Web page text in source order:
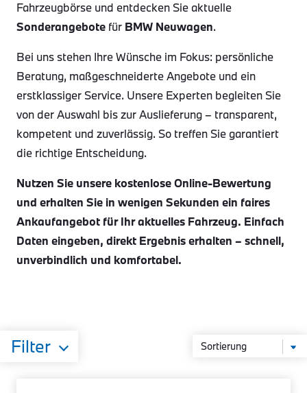
Fahrzeugbörse und entdecken Sie aktuelle
Sonderangebote für BMW Neuwagen.
Bei uns stehen Ihre Wünsche im Fokus: persönliche
Beratung, maßgeschneiderte Angebote und ein
erstklassiger Service. Unsere Experten begleiten Sie
von der Auswahl bis zur Auslieferung – transparent,
kompetent und zuverlässig. So treffen Sie garantiert
die richtige Entscheidung.
Nutzen Sie unsere kostenlose Online-Bewertung
und erhalten Sie in wenigen Sekunden ein faires
Ankaufangebot für Ihr aktuelles Fahrzeug. Einfach
Daten eingeben, direkt Ergebnis erhalten – schnell,
unverbindlich und komfortabel.
Filter